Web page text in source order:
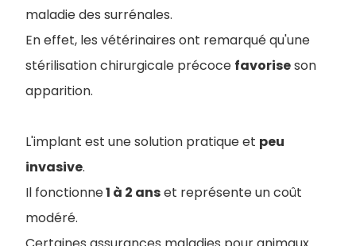
maladie des surrénales.
En effet, les vétérinaires ont remarqué qu'une
stérilisation chirurgicale précoce favoriseson
apparition.
L'implant est une solution pratique et peu
invasive.
Il fonctionne1 à 2 anset représente un coût
modéré.